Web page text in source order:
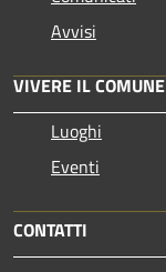
Avvisi
VIVERE IL COMUNE
Luoghi
Eventi
CONTATTI